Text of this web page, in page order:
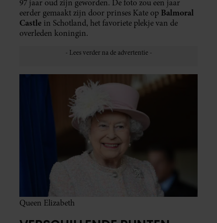
97 jaar oud zijn geworden. De foto zou een jaar
eerder gemaakt zijn door prinses Kate op Balmoral
Castle in Schotland, het favoriete plekje van de
overleden koningin.
Queen Elizabeth